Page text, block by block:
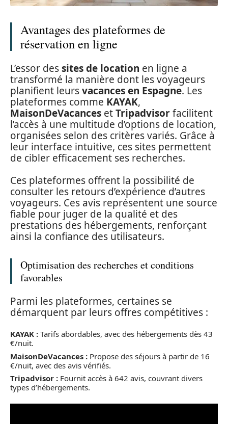
Avantages des plateformes de
réservation en ligne
L’essor dessites de location en ligne a
transformé la manière dont les voyageurs
planifient leursvacances en Espagne. Les
plateformes comme KAYAK,
MaisonDeVacances etTripadvisorfacilitent
l’accès à une multitude d’options de location,
organisées selon des critères variés. Grâce à
leur interface intuitive, ces sites permettent
de cibler efficacement ses recherches.
Ces plateformes offrent la possibilité de
consulter les retours d’expérience d’autres
voyageurs. Ces avis représentent une source
fiable pour juger de la qualité et des
prestations des hébergements, renforçant
ainsi la confiance des utilisateurs.
Optimisation des recherches et conditions
favorables
Parmi les plateformes, certaines se
démarquent par leurs offres compétitives :
KAYAK : Tarifs abordables, avec des hébergements dès 43
€/nuit.
MaisonDeVacances : Propose des séjours à partir de 16
€/nuit, avec des avis vérifiés.
Tripadvisor : Fournit accès à 642 avis, couvrant divers
types d’hébergements.